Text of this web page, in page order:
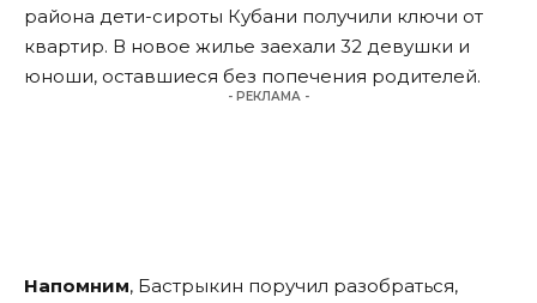
района дети-сироты Кубани получили ключи от
квартир. В новое жилье заехали 32 девушки и
юноши, оставшиеся без попечения родителей.
- РЕКЛАМА -
Напомним, Бастрыкин поручил разобраться,